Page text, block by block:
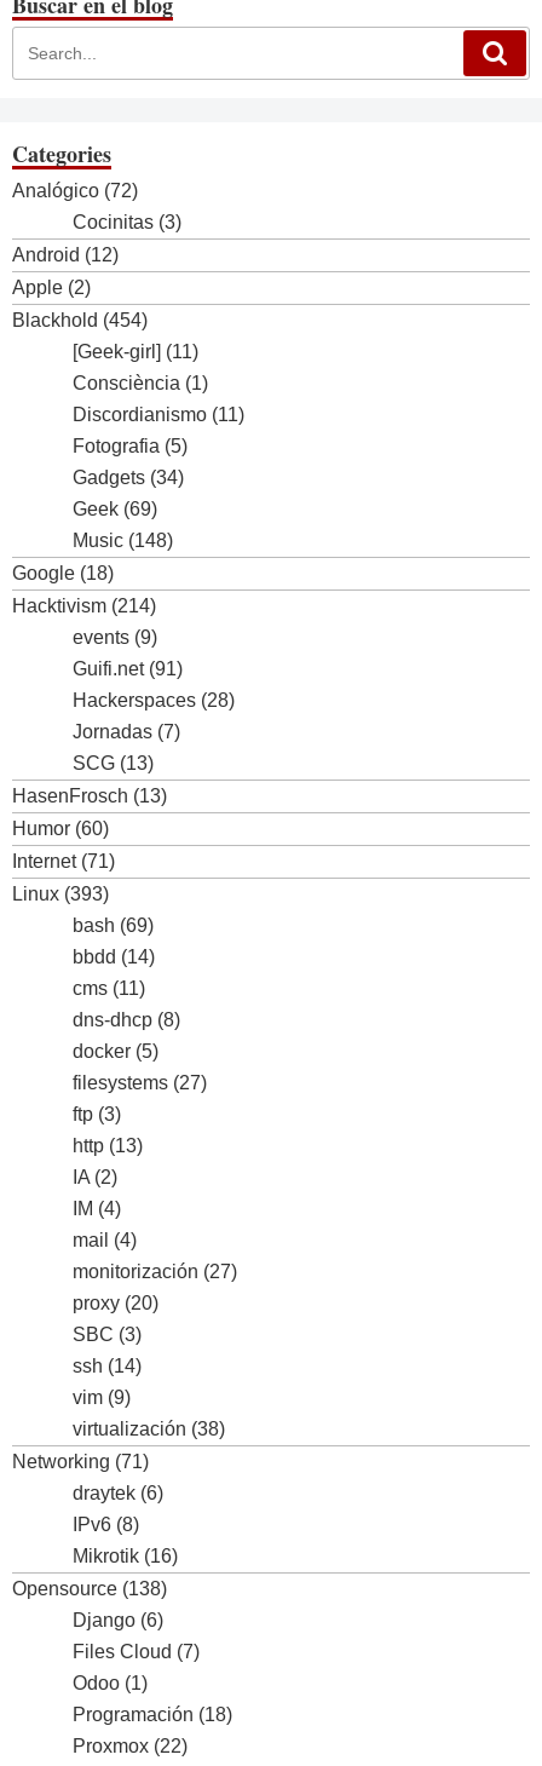
Categories
Analógico (72)
Cocinitas (3)
Android (12)
Apple (2)
Blackhold (454)
[Geek-girl] (11)
Consciència (1)
Discordianismo (11)
Fotografia (5)
Gadgets (34)
Geek (69)
Music (148)
Google (18)
Hacktivism (214)
events (9)
Guifi.net(91)
Hackerspaces (28)
Jornadas (7)
SCG (13)
HasenFrosch (13)
Humor (60)
Internet(71)
Linux (393)
bash (69)
bbdd (14)
cms (11)
dns-dhcp (8)
docker (5)
filesystems (27)
ftp (3)
http (13)
IA (2)
IM (4)
mail (4)
monitorización (27)
proxy (20)
SBC (3)
ssh (14)
vim (9)
virtualización (38)
Networking (71)
draytek (6)
IPv6 (8)
Mikrotik (16)
Opensource (138)
Django (6)
Files Cloud (7)
Odoo (1)
Programación (18)
Proxmox (22)